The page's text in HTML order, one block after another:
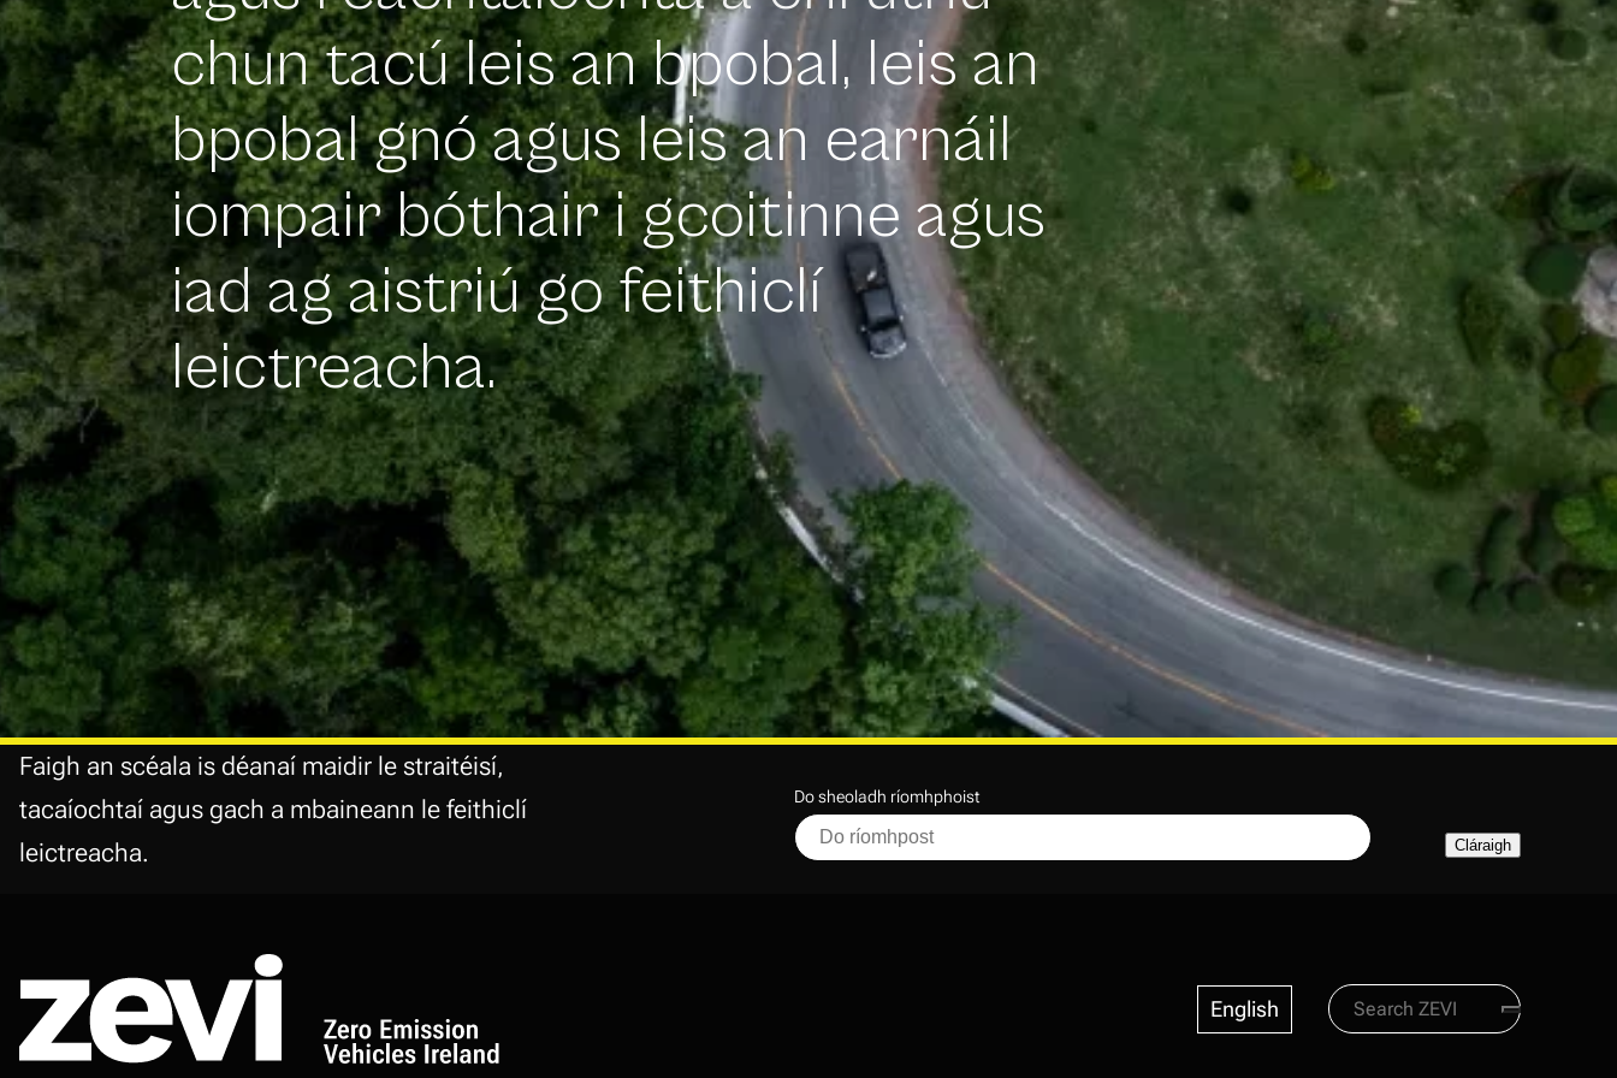
agus reachtaíochta a chruthú
chun tacú leis an bpobal, leis an
bpobal gnó agus leis an earnáil
iompair bóthair i gcoitinne agus
iad ag aistriú go feithiclí
leictreacha.
Faigh an scéala is déanaí maidir le straitéisí,
tacaíochtaí agus gach a mbaineann le feithiclí
Do sheoladh ríomhphoist
Search